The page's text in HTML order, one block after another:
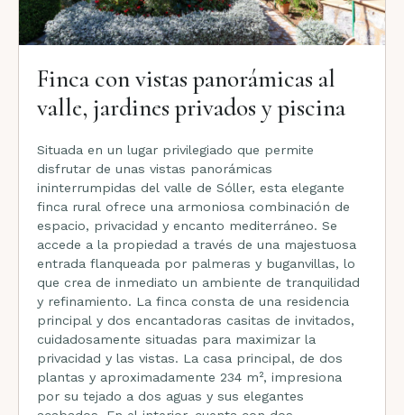
Finca con vistas panorámicas al
valle, jardines privados y piscina
Situada en un lugar privilegiado que permite
disfrutar de unas vistas panorámicas
ininterrumpidas del valle de Sóller, esta elegante
finca rural ofrece una armoniosa combinación de
espacio, privacidad y encanto mediterráneo. Se
accede a la propiedad a través de una majestuosa
entrada flanqueada por palmeras y buganvillas, lo
que crea de inmediato un ambiente de tranquilidad
y refinamiento. La finca consta de una residencia
principal y dos encantadoras casitas de invitados,
cuidadosamente situadas para maximizar la
privacidad y las vistas. La casa principal, de dos
plantas y aproximadamente 234 m², impresiona
por su tejado a dos aguas y sus elegantes